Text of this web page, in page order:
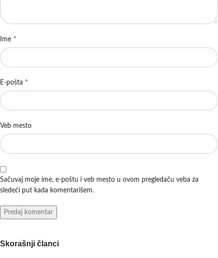
Ime *
E-pošta *
Veb mesto
Sačuvaj moje ime, e-poštu i veb mesto u ovom pregledaču veba za
sledeći put kada komentarišem.
Skorašnji članci